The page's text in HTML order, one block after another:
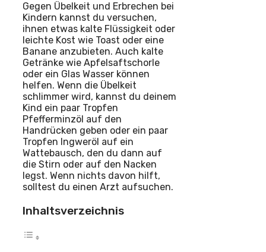
Gegen Übelkeit und Erbrechen bei
Kindern kannst du versuchen,
ihnen etwas kalte Flüssigkeit oder
leichte Kost wie Toast oder eine
Banane anzubieten. Auch kalte
Getränke wie Apfelsaftschorle
oder ein Glas Wasser können
helfen. Wenn die Übelkeit
schlimmer wird, kannst du deinem
Kind ein paar Tropfen
Pfefferminzöl auf den
Handrücken geben oder ein paar
Tropfen Ingweröl auf ein
Wattebausch, den du dann auf
die Stirn oder auf den Nacken
legst. Wenn nichts davon hilft,
solltest du einen Arzt aufsuchen.
Inhaltsverzeichnis